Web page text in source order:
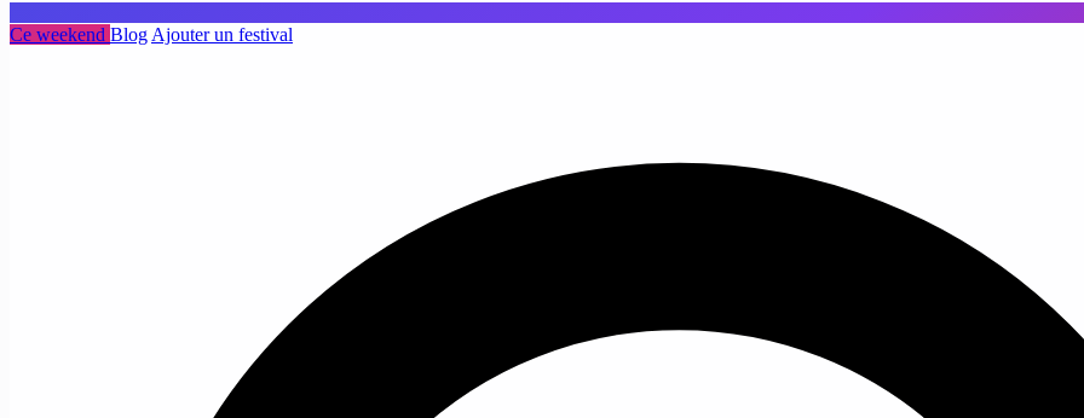
Ce weekend Blog Ajouter un festival